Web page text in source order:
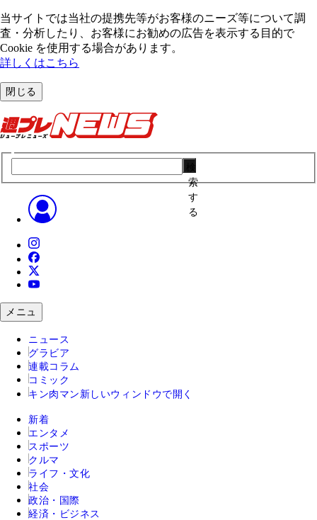
当サイトでは当社の提携先等がお客様のニーズ等について調
査・分析したり、お客様にお勧めの広告を表⽰する⽬的で
Cookie を使⽤する場合があります。
詳しくはこちら
閉じる
索
す
る
メニュ
ニュース
グラビア
連載コラム
コミック
キン肉マン 新しいウィンドウで開く
新着
エンタメ
スポーツ
クルマ
ライフ・文化
社会
政治・国際
経済・ビジネス